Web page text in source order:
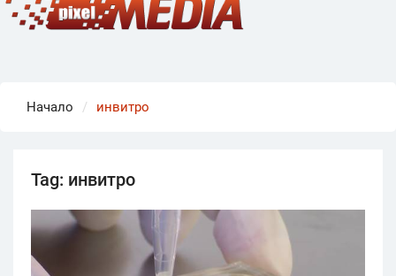
Начало инвитро
Tag: инвитро